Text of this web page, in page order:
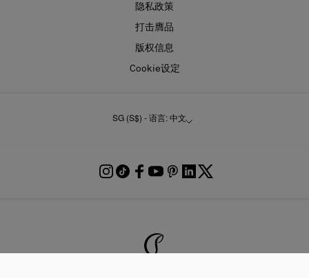
隐私政策
打击膺品
版权信息
Cookie设定
SG (S$) - 语言: 中文